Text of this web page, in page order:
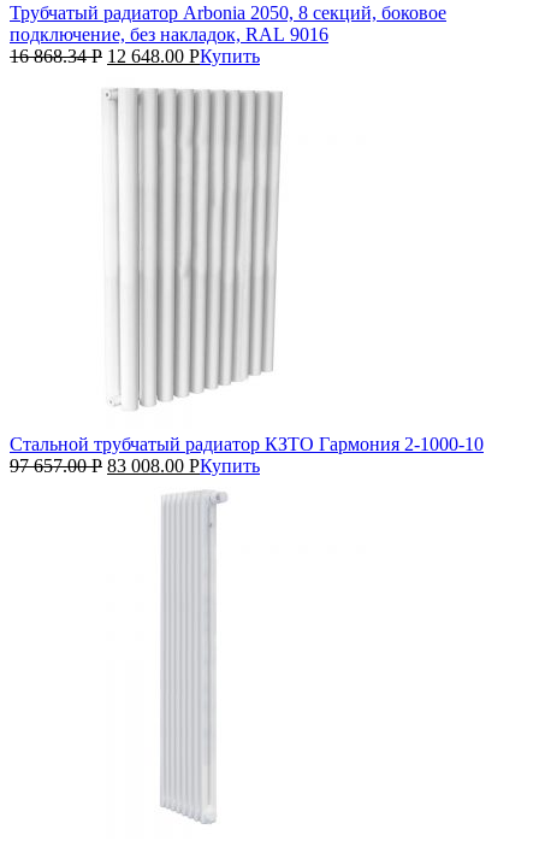
Трубчатый радиатор Arbonia 2050, 8 секций, боковое
подключение, без накладок, RAL 9016
16 868.34Р 12 648.00 РКупить
Стальной трубчатый радиатор КЗТО Гармония 2‑1000‑10
97 657.00Р 83 008.00 РКупить